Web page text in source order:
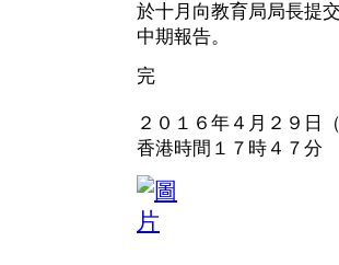
於十月向教育局局長提
中期報告。
完
２０１６年４月２９日
香港時間１７時４７分